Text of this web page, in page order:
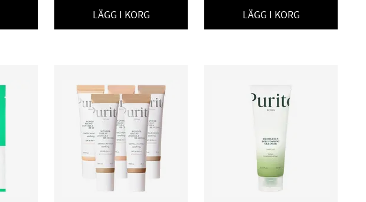
LÄGG I KORG LÄGG I KORG